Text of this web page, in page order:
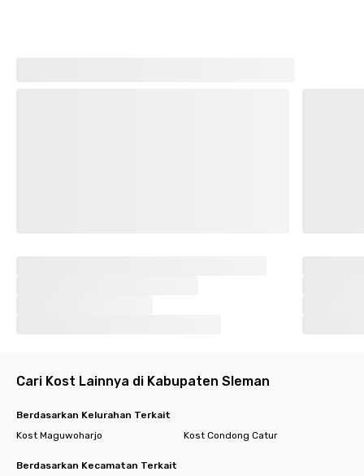
Cari Kost Lainnya di Kabupaten Sleman
Berdasarkan Kelurahan Terkait
Kost Maguwoharjo
Kost Condong Catur
Berdasarkan Kecamatan Terkait